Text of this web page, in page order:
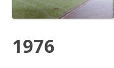
1976